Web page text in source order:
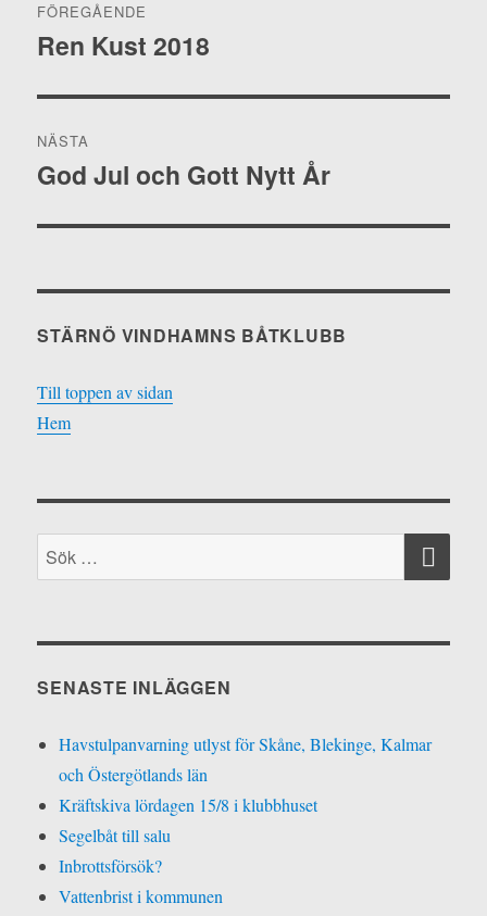
FÖREGÅENDE
Föregående
Ren Kust 2018
NÄSTA
Nästa
God Jul och Gott Nytt År
STÄRNÖ VINDHAMNS BÅTKLUBB
Till toppen av sidan
Hem
Sök
efter:
SÖK
SENASTE INLÄGGEN
Havstulpanvarning utlyst för Skåne, Blekinge, Kalmar
och Östergötlands län
Kräftskiva lördagen 15/8 i klubbhuset
Segelbåt till salu
Inbrottsförsök?
Vattenbrist i kommunen